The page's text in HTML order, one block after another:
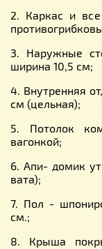
2. Каркас и
3. Наружные
ширина 10,5 см;
4. Внутренняя
см (цельная);
5. Потолок
вагонкой;
6. Апи- домик
вата);
7. Пол -
см.;
8. Крыша